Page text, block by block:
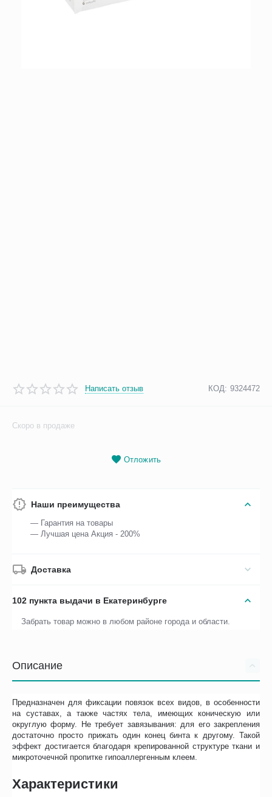
Написать отзыв КОД: 9324472
Скоро в продаже
Отложить
Наши преимущества
— Гарантия на товары
— Лучшая цена Акция - 200%
Доставка
102 пункта выдачи в Екатеринбурге
Забрать товар можно в любом районе города и области.
Описание
Предназначен для фиксации повязок всех видов, в особенности
на суставах, а также частях тела, имеющих коническую или
округлую форму. Не требует завязывания: для его закрепления
достаточно просто прижать один конец бинта к другому. Такой
эффект достигается благодаря крепированной структуре ткани и
микроточечной пропитке гипоаллергенным клеем.
Характеристики